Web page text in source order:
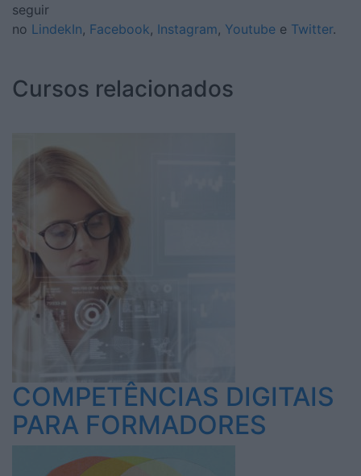
seguir
no LindekIn, Facebook, Instagram, Youtube e Twitter.
Cursos relacionados
COMPETÊNCIAS DIGITAIS
PARA FORMADORES